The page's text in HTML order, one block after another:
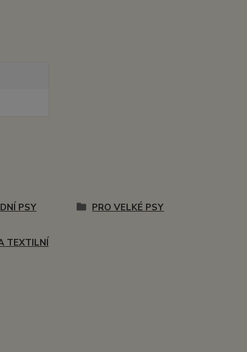
PSY PRO VELKÉ PSY
TEXTILNÍ